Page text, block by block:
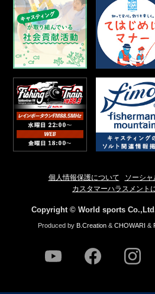
個人情報保護について
ソーシ
カスタマーハラスメント
Copyright © World sports
Produced by B.Creation& CHOWARI &
youtube facebook